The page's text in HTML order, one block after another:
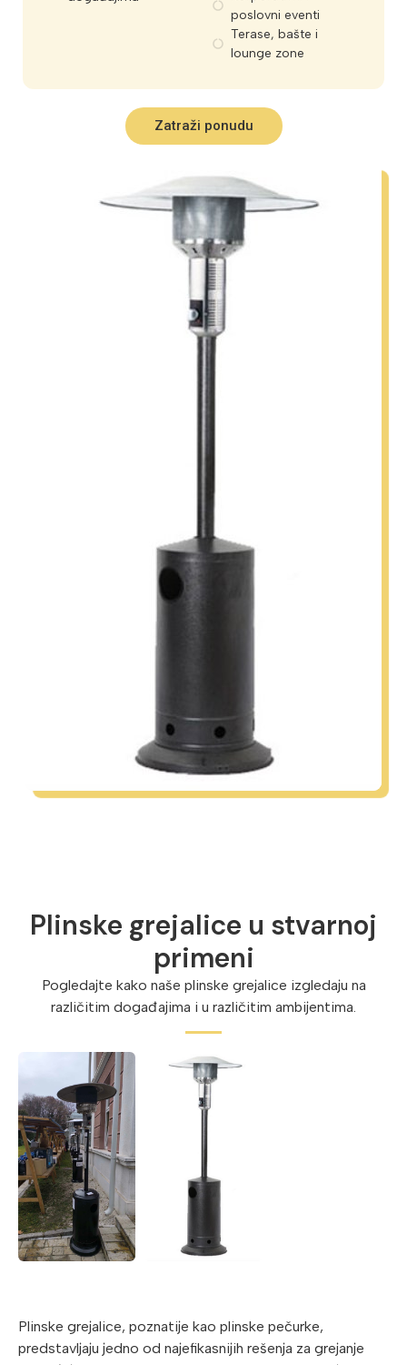
poslovni eventi
Terase, bašte i
lounge zone
Zatraži ponudu
Plinske grejalice u stvarnoj
primeni
Pogledajte kako naše plinske grejalice izgledaju na
različitim događajima i u različitim ambijentima.
Plinske grejalice, poznatije kao plinske pečurke,
predstavljaju jedno od najefikasnijih rešenja za grejanje